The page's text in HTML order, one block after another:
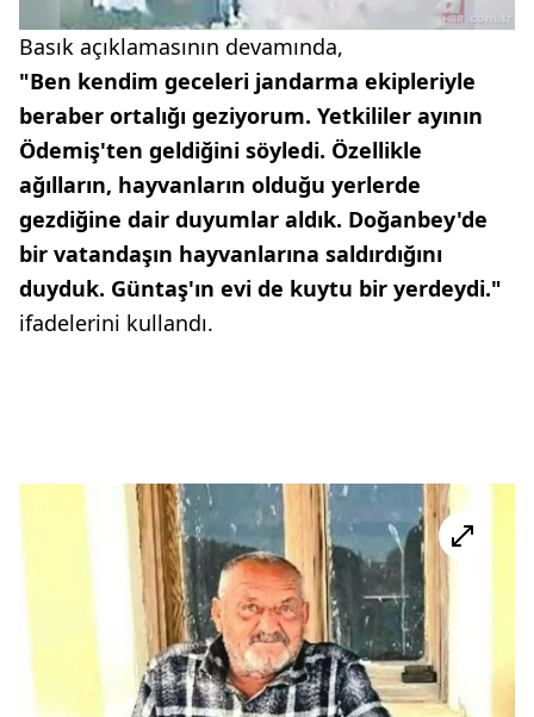
Basık açıklamasının devamında,
"Ben kendim geceleri jandarma ekipleriyle
beraber ortalığı geziyorum. Yetkililer ayının
Ödemiş'ten geldiğini söyledi. Özellikle
ağılların, hayvanların olduğu yerlerde
gezdiğine dair duyumlar aldık. Doğanbey'de
bir vatandaşın hayvanlarına saldırdığını
duyduk. Güntaş'ın evi de kuytu bir yerdeydi."
ifadelerini kullandı.